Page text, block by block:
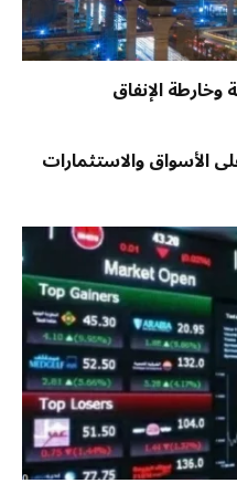
وخارطة الإنفاق
الأسواق والاستثمارات